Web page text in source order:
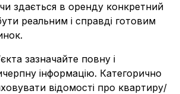
здається в оренду конкретний
реальним і справді готовим
зазначайте повну і
інформацію. Категорично
відомості про квартиру/